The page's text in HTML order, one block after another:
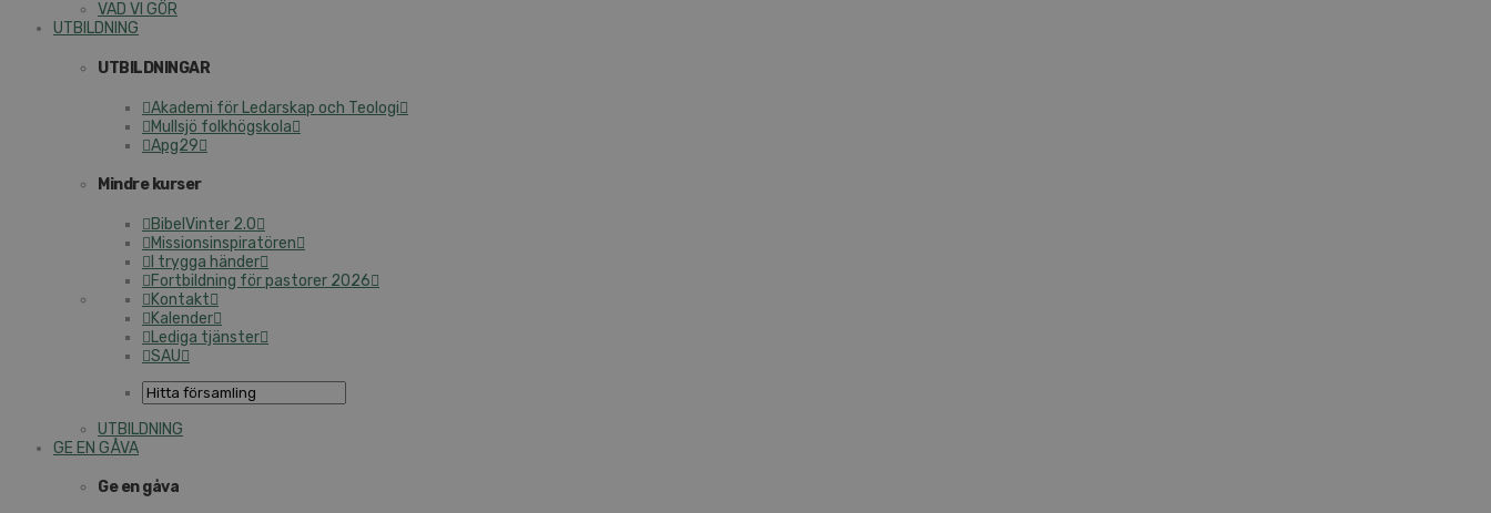
VAD VI GÖR
UTBILDNING
UTBILDNINGAR
Akademi för Ledarskap och Teologi
Mullsjö folkhögskola
Apg29
Mindre kurser
BibelVinter 2.0
Missionsinspiratören
I trygga händer
Fortbildning för pastorer 2026
Kontakt
Kalender
Lediga tjänster
SAU
UTBILDNING
GE EN GÅVA
Ge en gåva